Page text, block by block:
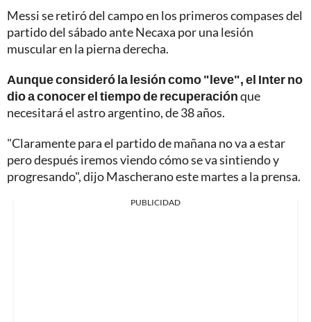
Messi se retiró del campo en los primeros compases del
partido del sábado ante Necaxa por una lesión
muscular en la pierna derecha.
Aunque consideró la lesión como "leve", el Inter no
dio a conocer el tiempo de recuperaciónque
necesitará el astro argentino, de 38 años.
"Claramente para el partido de mañana no va a estar
pero después iremos viendo cómo se va sintiendo y
progresando", dijo Mascherano este martes a la prensa.
PUBLICIDAD